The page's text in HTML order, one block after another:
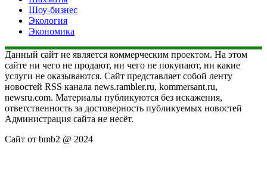
Шоу-бизнес
Экология
Экономика
Данный сайт не является коммерческим проектом. На этом
сайте ни чего не продают, ни чего не покупают, ни какие
услуги не оказываются. Сайт представляет собой ленту
новостей RSS канала news.rambler.ru, kommersant.ru,
newsru.com. Материалы публикуются без искажения,
ответственность за достоверность публикуемых новостей
Администрация сайта не несёт.
Сайт от bmb2 @ 2024